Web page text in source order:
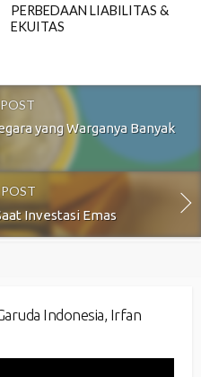
PERBEDAAN LIABILITAS &
EKUITAS
yang Warganya Banyak
Investasi Emas
Indonesia, Irfan